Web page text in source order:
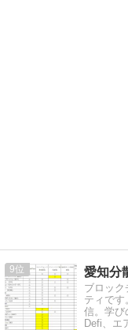
9
ブロック
ティで
信。学び
Defi、エ